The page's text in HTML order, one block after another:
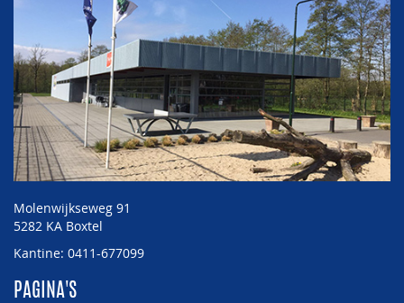
Molenwijkseweg 91
5282 KA Boxtel
Kantine: 0411-677099
PAGINA'S